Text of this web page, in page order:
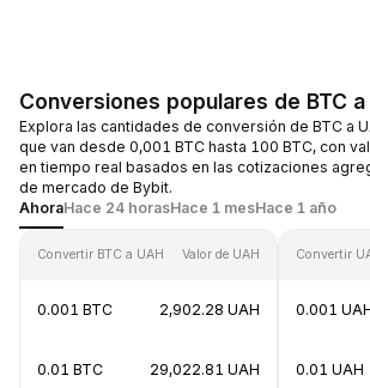
Conversiones populares de BTC a
Explora las cantidades de conversión de BTC a
que van desde 0,001 BTC hasta 100 BTC, con
en tiempo real basados en las cotizaciones
de mercado de Bybit.
AhoraHace 24 horasHace 1 mesHace 1 año
Convertir BTC a UAH Valor de UAH
0.001 BTC 2,902.28 UAH
0.01 BTC 29,022.81 UAH
Convertir
0.001
0.01 UAH